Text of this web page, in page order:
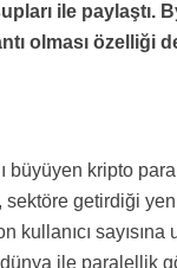
ile paylaştı.
olması özelliği
büyüyen kripto
getirdiği
kullanıcı
ile paralellik